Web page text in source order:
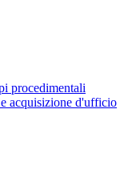
procedimentali
acquisizione d'ufficio